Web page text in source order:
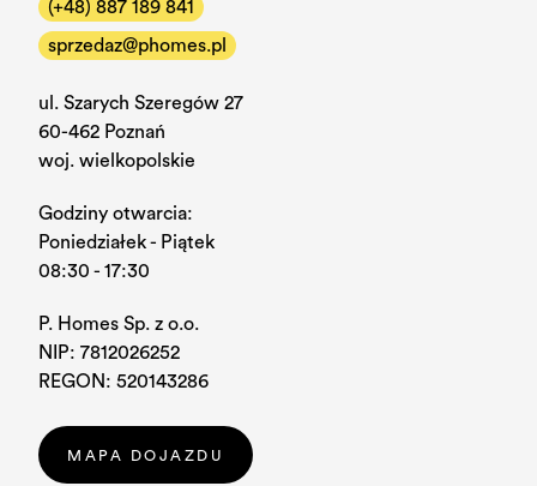
(+48) 887 189 841
sprzedaz@phomes.pl
ul. Szarych Szeregów 27
60-462 Poznań
woj. wielkopolskie
Godziny otwarcia:
Poniedziałek - Piątek
08:30 - 17:30
P. Homes Sp. z o.o.
NIP: 7812026252
REGON: 520143286
MAPA DOJAZDU